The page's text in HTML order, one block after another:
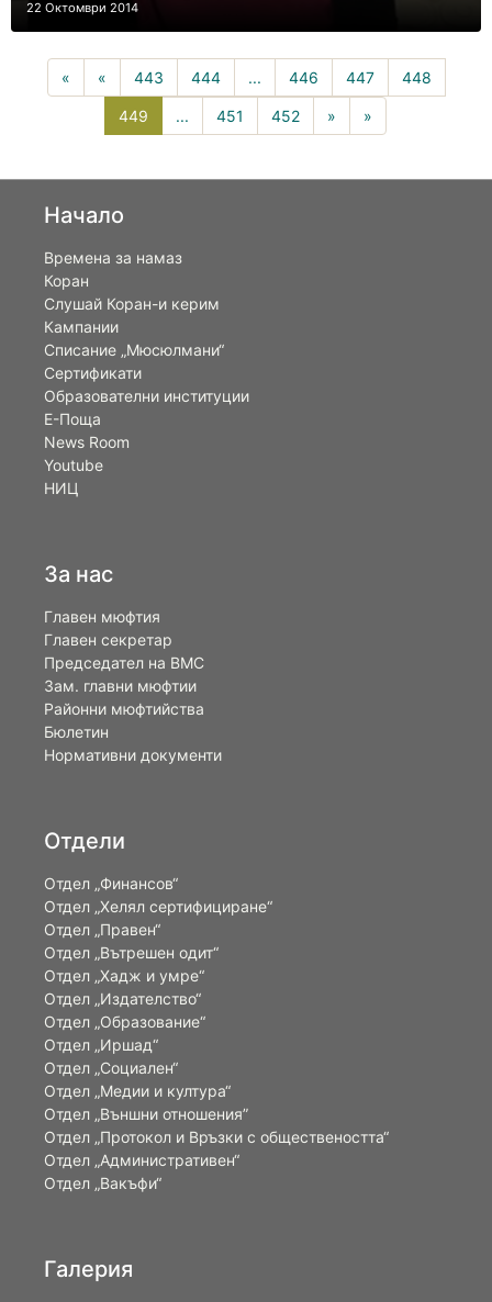
22 Октомври 2014
« « 443 444 ... 446 447 448
449 449(current)
... 451 452 » »
Начало
Времена за намаз
Коран
Слушай Коран-и керим
Кампании
Списание „Мюсюлмани“
Сертификати
Образователни институции
Е-Поща
News Room
Youtube
НИЦ
За нас
Главен мюфтия
Главен секретар
Председател на ВМС
Зам. главни мюфтии
Районни мюфтийства
Бюлетин
Нормативни документи
Отдели
Отдел „Финансов“
Отдел „Хелял сертифициране“
Отдел „Правен“
Отдел „Вътрешен одит“
Отдел „Хадж и умре“
Отдел „Издателство“
Отдел „Образование“
Отдел „Иршад“
Отдел „Социален“
Отдел „Медии и култура“
Отдел „Външни отношения”
Oтдел „Протокол и Връзки с обществеността“
Отдел „Административен“
Отдел „Вакъфи“
Галерия